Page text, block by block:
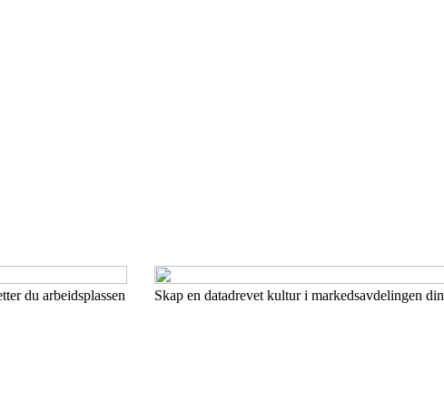
du arbeidsplassen
Skap en datadrevet kultur i markedsavdelingen din